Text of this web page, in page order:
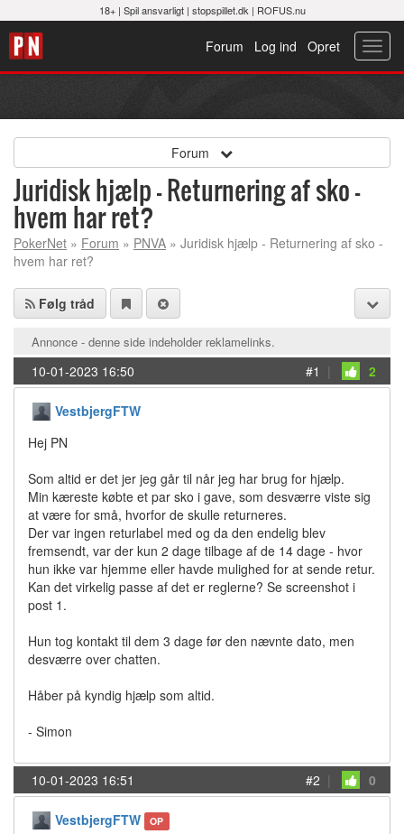
18+ | Spil ansvarligt| stopspillet.dk | ROFUS.nu
Opret
Log ind
Forum
Forum
Juridisk hjælp - Returnering af sko -
hvem har ret?
PokerNet » Forum » PNVA » Juridisk hjælp - Returnering af sko -
hvem har ret?
Følg tråd
Annonce - denne side indeholder reklamelinks.
10-01-2023 16:50 #1 | 2
VestbjergFTW
Hej PN
Som altid er det jer jeg går til når jeg har brug for hjælp.
Min kæreste købte et par sko i gave, som desværre viste sig
at være for små, hvorfor de skulle returneres.
Der var ingen returlabel med og da den endelig blev
fremsendt, var der kun 2 dage tilbage af de 14 dage - hvor
hun ikke var hjemme eller havde mulighed for at sende retur.
Kan det virkelig passe af det er reglerne? Se screenshot i
post 1.
Hun tog kontakt til dem 3 dage før den nævnte dato, men
desværre over chatten.
Håber på kyndig hjælp som altid.
- Simon
10-01-2023 16:51 #2 | 0
VestbjergFTW OP